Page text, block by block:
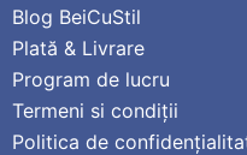
Blog BeiCuStil
Plată & Livrare
Program de lucru
Termeni si condiții
Politica de